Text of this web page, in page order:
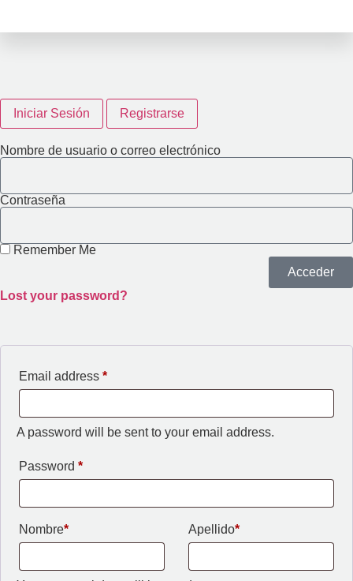
Iniciar Sesión Registrarse
Nombre de usuario o correo electrónico
Contraseña
Remember Me
Acceder
Lost your password?
Email address *
A password will be sent to your email address.
Password *
Nombre* Apellido*